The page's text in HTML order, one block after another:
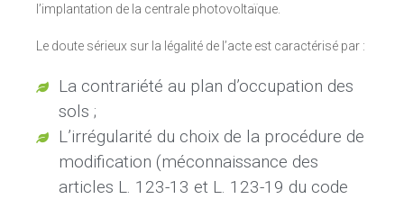
l’implantation de la centrale photovoltaïque.
Le doute sérieux sur la légalité de l’acte est caractérisé par :
La contrariété au plan d’occupation des
sols ;
L’irrégularité du choix de la procédure de
modification (méconnaissance des
articles L. 123-13 et L. 123-19 du code